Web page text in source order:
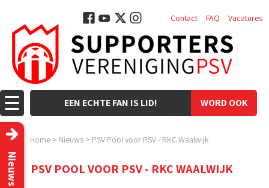
WORD OOK
EEN ECHTE FAN IS LID!
Contact FAQ Vacatures
Home > Nieuws > PSV Pool voor PSV - RKC Waalwijk
Nieuws PSV POOL VOOR PSV - RKC WAALWIJK